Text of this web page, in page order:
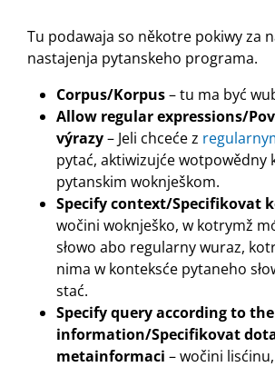
Tu podawaja so někotre pokiwy za
nastajenja pytanskeho programa.
Corpus/Korpus– tu ma być
Allow regular expressions/
výrazy– Jeli chceće z
pytać, aktiwizujće wotpowědny
pytanskim woknješkom.
Specify context/Specifikovat
wočini woknješko, w kotrymž
słowo abo regularny wuraz,
nima w konteksće pytaneho
stać.
Specify query according to
information/Specifikovat
metainformaci – wočini